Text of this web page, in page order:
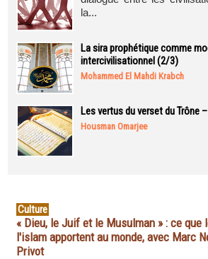
la...
La sira prophétique comme
intercivilisationnel (2/3)
Mohammed El Mahdi Krabch
Les vertus du verset du Trône
Housman Omarjee
Culture
« Dieu, le Juif et le Musulman » : ce que
l'islam apportent au monde, avec Marc
Privot